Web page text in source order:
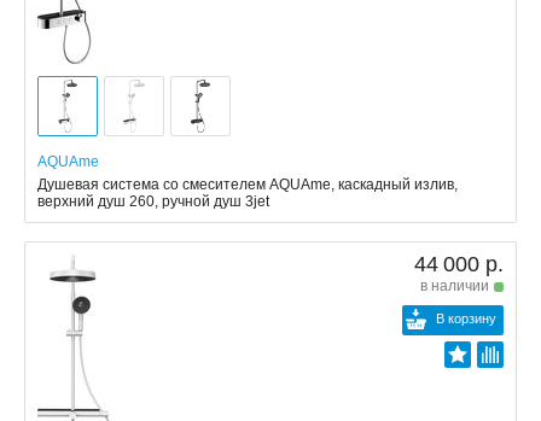
AQUAme
Душевая система со смесителем AQUAme, каскадный излив,
верхний душ 260, ручной душ 3jet
44 000 р.
в наличии
В корзину